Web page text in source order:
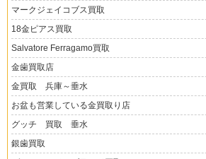
マークジェイコブス買取
18金ピアス買取
Salvatore Ferragamo買取
金歯買取店
金買取 兵庫～垂水
お盆も営業している金買取り店
グッチ 買取 垂水
銀歯買取